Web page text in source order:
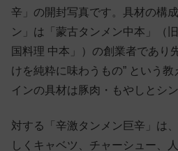
辛」の開封写真です。具材の構
ン」は「蒙古タンメン中本」（
国料理 中本」）の創業者であり
けを純粋に味わうもの” という
インの具材は豚肉・もやしとシ
対する「辛激タンメン巨辛」は
しくキャベツ、チャーシュー、